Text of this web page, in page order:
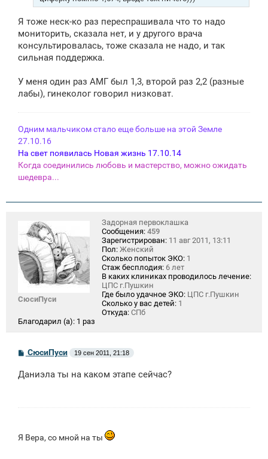
Я тоже неск-ко раз переспрашивала что то надо
мониторить, сказала нет, и у другого врача
консультировалась, тоже сказала не надо, и так
сильная поддержка.
У меня один раз АМГ был 1,3, второй раз 2,2 (разные
лабы), гинеколог говорил низковат.
Одним мальчиком стало еще больше на этой Земле
27.10.16
На свет появилась Новая жизнь 17.10.14
Когда соединились любовь и мастерство, можно ожидать
шедевра...
СюсиПуси
Задорная первоклашка
Сообщения: 459
Зарегистрирован: 11 авг 2011, 13:11
Пол: Женский
Сколько попыток ЭКО: 1
Стаж бесплодия: 6 лет
В каких клиниках проводилось лечение:
ЦПС г.Пушкин
Где было удачное ЭКО: ЦПС г.Пушкин
Сколько у вас детей: 1
Откуда: СПб
Благодарил (а): 1 раз
С
б
СюсиПуси 19 сен 2011, 21:18
Даниэла ты на каком этапе сейчас?
Я Вера, со мной на ты